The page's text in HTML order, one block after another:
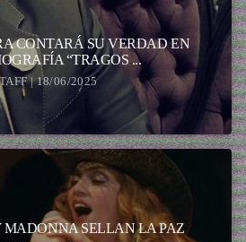
CONTARÁ SU VERDAD EN
“TRAGOS ...
| 18/06/2025
MADONNA SELLAN LA PAZ